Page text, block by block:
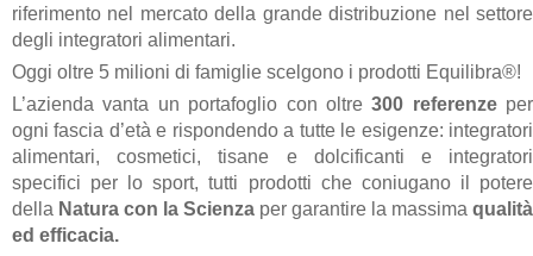
riferimento nel mercato della grande distribuzione nel settore
degli integratori alimentari.
Oggi oltre 5 milioni di famiglie scelgono i prodotti Equilibra®!
L’azienda vanta un portafoglio con oltre300 referenzeper
ogni fascia d’età e rispondendo a tutte le esigenze: integratori
alimentari, cosmetici, tisane e dolcificanti e integratori
specifici per lo sport, tutti prodotti che coniugano il potere
della Natura con la Scienza per garantire la massima qualità
ed efficacia.